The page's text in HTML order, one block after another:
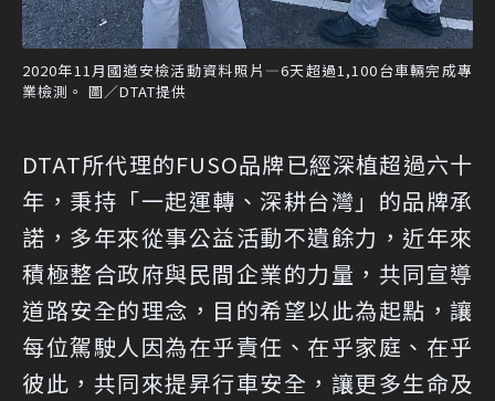
2020年11月國道安檢活動資料照片—6天超過1,100台車輛完成專
業檢測。 圖／DTAT提供
DTAT所代理的FUSO品牌已經深植超過六十
年，秉持「一起運轉、深耕台灣」的品牌承
諾，多年來從事公益活動不遺餘力，近年來
積極整合政府與民間企業的力量，共同宣導
道路安全的理念，目的希望以此為起點，讓
每位駕駛人因為在乎責任、在乎家庭、在乎
彼此，共同來提昇行車安全，讓更多生命及